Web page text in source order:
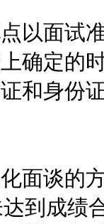
面试准
确定的
和身份
谈的方
到成绩